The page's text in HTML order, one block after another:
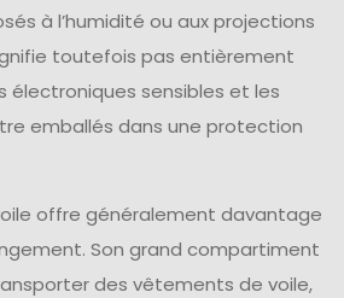
à l’humidité ou aux projections
toutefois pas entièrement
électroniques sensibles et les
emballés dans une protection
offre généralement davantage
Son grand compartiment
des vêtements de voile,